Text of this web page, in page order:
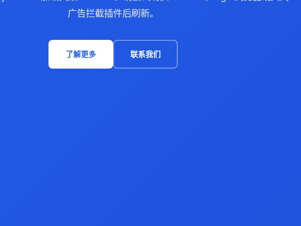
广告拦截插件后刷新。
了解更多 联系我们